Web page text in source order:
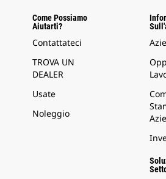
Come Possiamo
Aiutarti?
Contattateci
TROVA UN
DEALER
Usate
Noleggio